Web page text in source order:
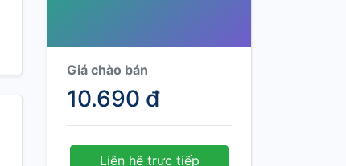
Giá chào bán
10.690 đ
Liên hệ trực tiếp